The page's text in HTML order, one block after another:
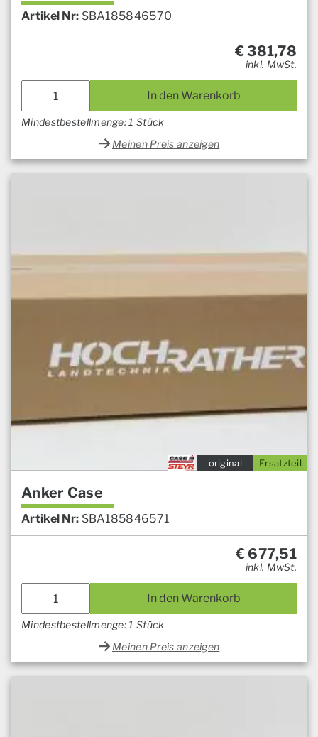
Artikel Nr: SBA185846570
€381,78
inkl. MwSt.
In den Warenkorb
Mindestbestellmenge: 1 Stück
Meinen Preis anzeigen
Ersatzteil
original
Anker Case
Artikel Nr: SBA185846571
€677,51
inkl. MwSt.
In den Warenkorb
Mindestbestellmenge: 1 Stück
Meinen Preis anzeigen